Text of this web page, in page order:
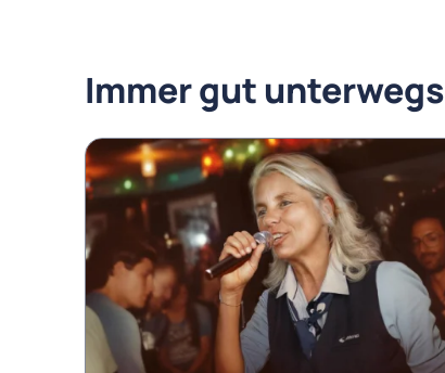
Immer gut unterwegs